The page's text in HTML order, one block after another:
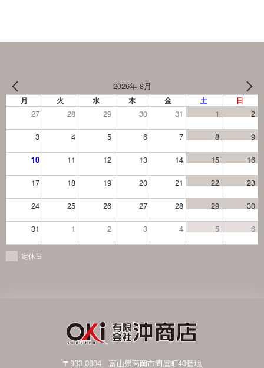
2026年 8月
月 火 水 木 金 土 日
27 28 29 30 31 1 2
3 4 5 6 7 8 9
10 11 12 13 14 15 16
17 18 19 20 21 22 23
24 25 26 27 28 29 30
31 1 2 3 4 5 6
定休日
〒933-0804 富山県高岡市問屋町40番地